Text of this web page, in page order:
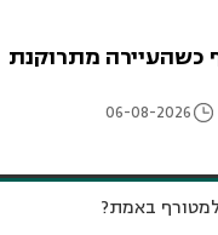
כשהעיירה מתרוקנת
06-08-2026